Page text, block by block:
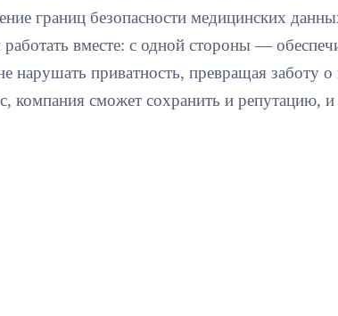
границ безопасности медицинских
вместе: с одной стороны —
нарушать приватность, превращая заботу о
компания сможет сохранить и репутацию, и